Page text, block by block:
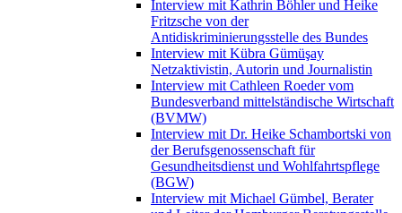
Interview mit Kathrin Böhler und Heike
Fritzsche von der
Antidiskriminierungsstelle des Bundes
Interview mit Kübra Gümüşay
Netzaktivistin, Autorin und Journalistin
Interview mit Cathleen Roeder vom
Bundesverband mittelständische Wirtschaft
(BVMW)
Interview mit Dr. Heike Schambortski von
der Berufsgenossenschaft für
Gesundheitsdienst und Wohlfahrtspflege
(BGW)
Interview mit Michael Gümbel, Berater